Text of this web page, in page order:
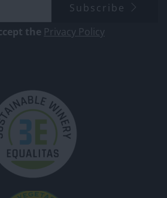
Subscribe
the Privacy Policy